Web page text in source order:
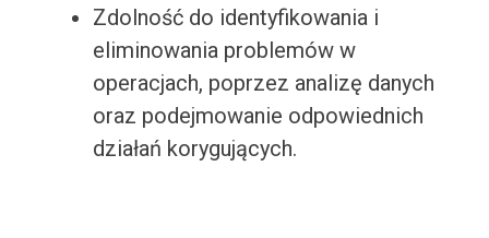
Zdolność do identyfikowania i
eliminowania problemów w
operacjach, poprzez analizę danych
oraz podejmowanie odpowiednich
działań korygujących.